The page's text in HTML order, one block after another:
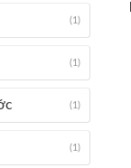
(1)
(1)
(1)
(1)